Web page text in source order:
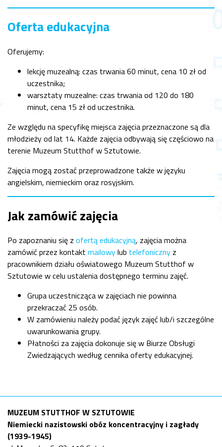
Oferta edukacyjna
Oferujemy:
lekcję muzealną: czas trwania 60 minut, cena 10 zł od
uczestnika;
warsztaty muzealne: czas trwania od 120 do 180
minut, cena 15 zł od uczestnika.
Ze względu na specyfikę miejsca zajęcia przeznaczone są dla
młodzieży od lat 14. Każde zajęcia odbywają się częściowo na
terenie Muzeum Stutthof w Sztutowie.
Zajęcia mogą zostać przeprowadzone także w języku
angielskim, niemieckim oraz rosyjskim.
Jak zamówić zajęcia
Po zapoznaniu się z ofertą edukacyjną, zajęcia można
zamówić przez kontakt mailowylub telefoniczny z
pracownikiem działu oświatowego Muzeum Stutthof w
Sztutowie w celu ustalenia dostępnego terminu zajęć.
Grupa uczestnicząca w zajęciach nie powinna
przekraczać 25 osób.
W zamówieniu należy podać język zajęć lub/i szczególne
uwarunkowania grupy.
Płatności za zajęcia dokonuje się w Biurze Obsługi
Zwiedzających według cennika oferty edukacyjnej.
MUZEUM STUTTHOF W SZTUTOWIE
Niemiecki nazistowski obóz koncentracyjny i zagłady
(1939-1945)